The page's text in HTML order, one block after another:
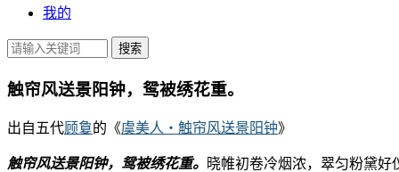
我的
触帘风送景阳钟，鸳被绣花重。
出自五代顾敻的《虞美人・触帘风送景阳钟》
触帘风送景阳钟，鸳被绣花重。 晓帷初卷冷烟浓，翠匀粉黛好